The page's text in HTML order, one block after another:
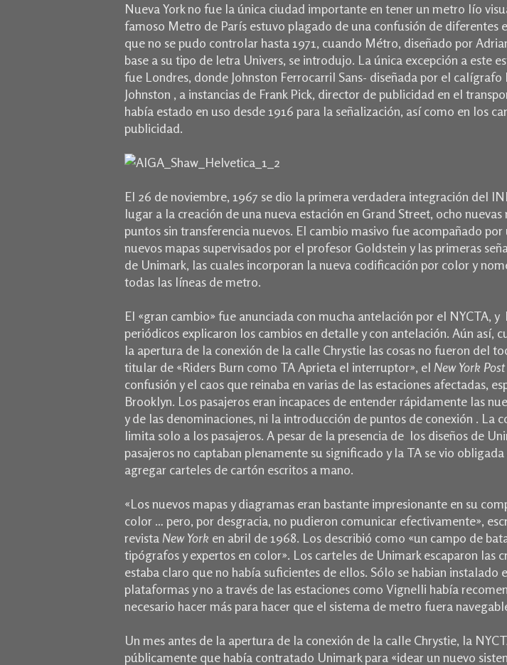
Nueva York no fue la única ciudad importante en tener un metro lío
famoso Metro de París estuvo plagado de una confusión de diferentes
que no se pudo controlar hasta 1971, cuando Métro, diseñado por
base a su tipo de letra Univers, se introdujo. La única excepción a este
fue Londres, donde Johnston Ferrocarril Sans- diseñada por el calígrafo
Johnston , a instancias de Frank Pick, director de publicidad en el
había estado en uso desde 1916 para la señalización, así como en los
publicidad.
El 26 de noviembre, 1967 se dio la primera verdadera integración del
lugar a la creación de una nueva estación en Grand Street, ocho nuevas
puntos sin transferencia nuevos. El cambio masivo fue acompañado por
nuevos mapas supervisados ​​por el profesor Goldstein y las primeras
de Unimark, las cuales incorporan la nueva codificación por color y
todas las líneas de metro.
El «gran cambio» fue anunciada con mucha antelación por el NYCTA, y
periódicos explicaron los cambios en detalle y con antelación. Aún así,
la apertura de la conexión de la calle Chrystie las cosas no fueron del
titular de «Riders Burn como TA Aprieta el interruptor», el New York Post
confusión y el caos que reinaba en varias de las estaciones afectadas,
Brooklyn. Los pasajeros eran incapaces de entender rápidamente las
y de las denominaciones, ni la introducción de puntos de conexión . La
limita solo a los pasajeros. A pesar de la presencia de los diseños de
pasajeros no captaban plenamente su significado y la TA se vio obligada
agregar carteles de cartón escritos a mano.
«Los nuevos mapas y diagramas eran bastante impresionante en su
color … pero, por desgracia, no pudieron comunicar efectivamente»,
revista New York en abril de 1968. Los describió como «un campo de
tipógrafos y expertos en color». Los carteles de Unimark escaparon las
estaba claro que no había suficientes de ellos. Sólo se habian instalado
plataformas y no a través de las estaciones como Vignelli había
necesario hacer más para hacer que el sistema de metro fuera
Un mes antes de la apertura de la conexión de la calle Chrystie, la
públicamente que había contratado Unimark para «idear un nuevo